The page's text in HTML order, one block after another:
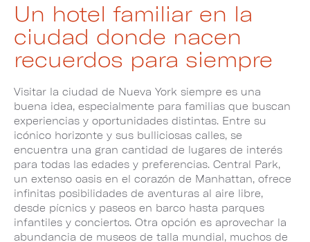
Un hotel familiar en la
ciudad donde nacen
recuerdos para siempre
Visitar la ciudad de Nueva York siempre es una
buena idea, especialmente para familias que buscan
experiencias y oportunidades distintas. Entre su
icónico horizonte y sus bulliciosas calles, se
encuentra una gran cantidad de lugares de interés
para todas las edades y preferencias. Central Park,
un extenso oasis en el corazón de Manhattan, ofrece
infinitas posibilidades de aventuras al aire libre,
desde pícnics y paseos en barco hasta parques
infantiles y conciertos. Otra opción es aprovechar la
abundancia de museos de talla mundial, muchos de